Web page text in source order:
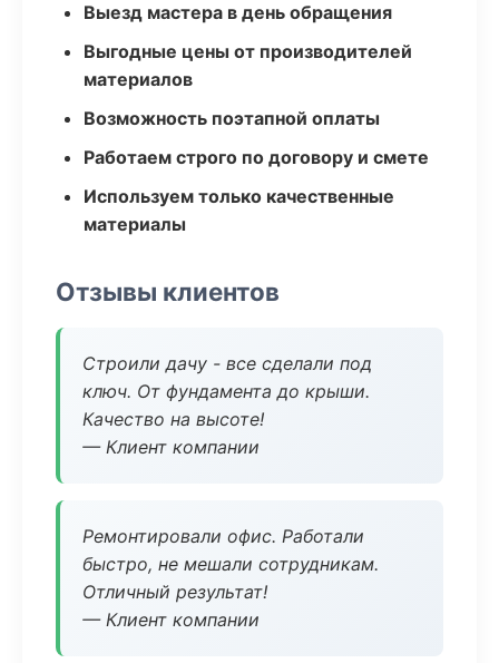
Выезд мастера в день обращения
Выгодные цены от производителей
материалов
Возможность поэтапной оплаты
Работаем строго по договору и смете
Используем только качественные
материалы
Отзывы клиентов
Строили дачу - все сделали под
ключ. От фундамента до крыши.
Качество на высоте!
— Клиент компании
Ремонтировали офис. Работали
быстро, не мешали сотрудникам.
Отличный результат!
— Клиент компании